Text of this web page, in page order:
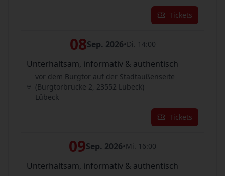
Tickets
08Sep. 2026•Di. 14:00
Unterhaltsam, informativ & authentisch
vor dem Burgtor auf der Stadtaußenseite
(Burgtorbrücke 2, 23552 Lübeck)
Lübeck
Tickets
09Sep. 2026•Mi. 16:00
Unterhaltsam, informativ & authentisch